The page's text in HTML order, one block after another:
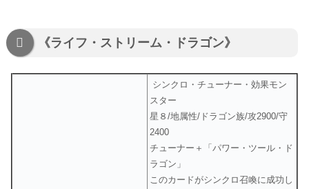
《ライフ・ストリーム・ドラゴン》
シンクロ・チューナー・効果モン
スター
星８/地属性/ドラゴン族/攻2900/守
2400
チューナー＋「パワー・ツール・ド
ラゴン」
このカードがシンクロ召喚に成功し